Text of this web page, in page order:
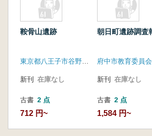
鞍骨山遺跡
新刊 在庫なし
古書 2 点
712 円~
朝日町遺跡調査
府中市教育委員会
新刊 在庫なし
古書 2 点
1,584 円~